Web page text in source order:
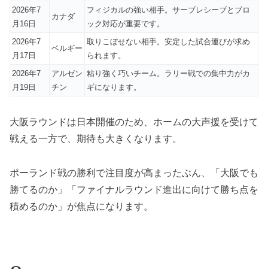
2026年7
月16日
カナダ
フィジカルの強い相手。サーブレシーブとブロ
ック対応が重要です。
2026年7
月17日
ベルギー
取りこぼせない相手。安定した試合運びが求め
られます。
2026年7
月19日
アルゼン
チン
粘り強く巧いチーム。ラリー戦での集中力がカ
ギになります。
大阪ラウンドは日本開催のため、ホームの大声援を受けて
戦える一方で、期待も大きくなります。
ポーランド戦の勝利で注目度が高まったぶん、「大阪でも
勝てるのか」「ファイナルラウンド進出に向けて勝ち点を
積めるのか」が焦点になります。